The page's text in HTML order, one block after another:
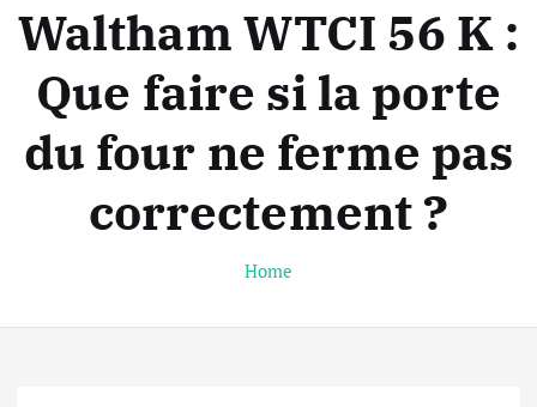
Waltham WTCI 56 K :
Que faire si la porte
du four ne ferme pas
correctement ?
Home